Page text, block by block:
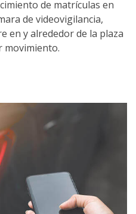
de matrículas en
de videovigilancia,
en y alrededor de la plaza
movimiento.